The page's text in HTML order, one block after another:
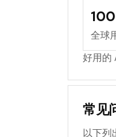
全球
好用的
常见
以下列